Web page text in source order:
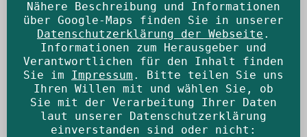
Nähere Beschreibung und Informationen
über Google-Maps finden Sie in unserer
Datenschutzerklärung der Webseite .
Informationen zum Herausgeber und
Verantwortlichen für den Inhalt finden
Sie im Impressum . Bitte teilen Sie uns
Ihren Willen mit und wählen Sie, ob
Sie mit der Verarbeitung Ihrer Daten
laut unserer Datenschutzerklärung
einverstanden sind oder nicht: